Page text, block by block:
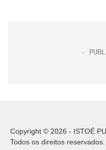
Copyright © 2026 - ISTOÉ
Todos os direitos reservados.